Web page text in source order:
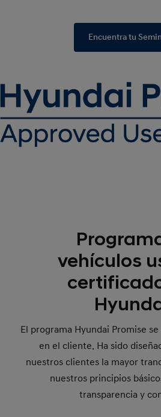
Encuentra tu
vehículos
El programa Hyundai Promise
en el cliente. Ha sido
nuestros clientes la mayor
nuestros principios
transparencia y